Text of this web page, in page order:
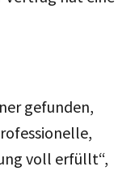
gefunden,
voll erfüllt“,